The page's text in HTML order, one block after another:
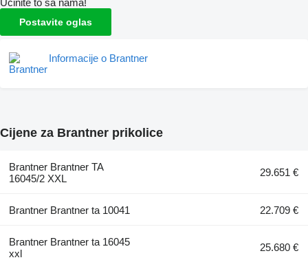
Učinite to sa nama!
Postavite oglas
Informacije o Brantner
Cijene za Brantner prikolice
Brantner Brantner TA
16045/2 XXL
29.651 €
Brantner Brantner ta 10041 22.709 €
Brantner Brantner ta 16045
xxl
25.680 €